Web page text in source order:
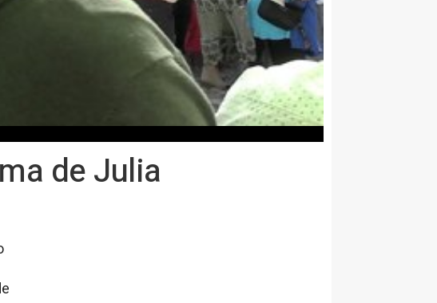
de Julia